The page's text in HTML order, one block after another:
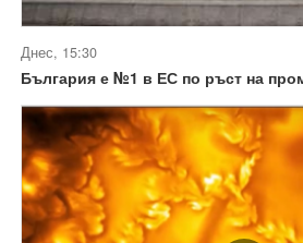
Днес, 15:30
България е №1 в ЕС по ръст на